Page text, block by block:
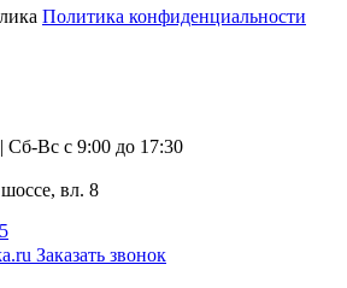
Политика конфиденциальности
| Сб-Вс с 9:00 до 17:30
вл. 8
Заказать звонок